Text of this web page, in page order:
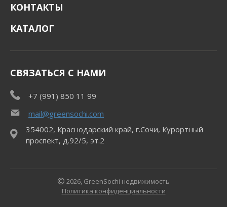
КОНТАКТЫ
КАТАЛОГ
СВЯЗАТЬСЯ С НАМИ
+7 (991) 850 11 99
mail@greensochi.com
354002, Краснодарский край, г.Сочи, Курортный
проспект, д.92/5, эт.2
2026, GreenSochi недвижимость
Политика конфиденциальности